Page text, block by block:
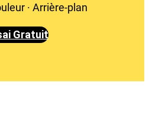
· Arrière-plan
Gratuit